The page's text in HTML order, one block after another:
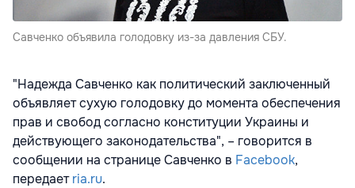
Савченко объявила голодовку из-за давления СБУ.
"Надежда Савченко как политический заключенный
объявляет сухую голодовку до момента обеспечения
прав и свобод согласно конституции Украины и
действующего законодательства", – говорится в
сообщении на странице Савченко в Facebook,
передаетria.ru.